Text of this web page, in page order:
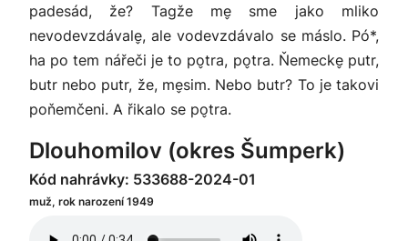
padesád, že? Tagže me̬ sme jako mliko
nevodevzdávale̬, ale vodevzdávalo se máslo. Pó*,
ha po tem nářeči je to po̬tra, po̬tra. Ňemecke̬ putr,
butr nebo putr, že, me̬sim. Nebo butr? To je takovi
poňemčeni. A řikalo se po̬tra.
Dlouhomilov (okres Šumperk)
Kód nahrávky: 533688-2024-01
muž, rok narození 1949